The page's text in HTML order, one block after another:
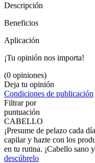
Descripción
Beneficios
Aplicación
¡Tu opinión nos importa!
(0 opiniones)
Deja tu opinión
Condiciones de publicación
Filtrar por
puntuación
CABELLO
¡Presume de pelazo cada
capilar y hazte con los
en tu rutina. ¡Cabello sano
descúbrelo